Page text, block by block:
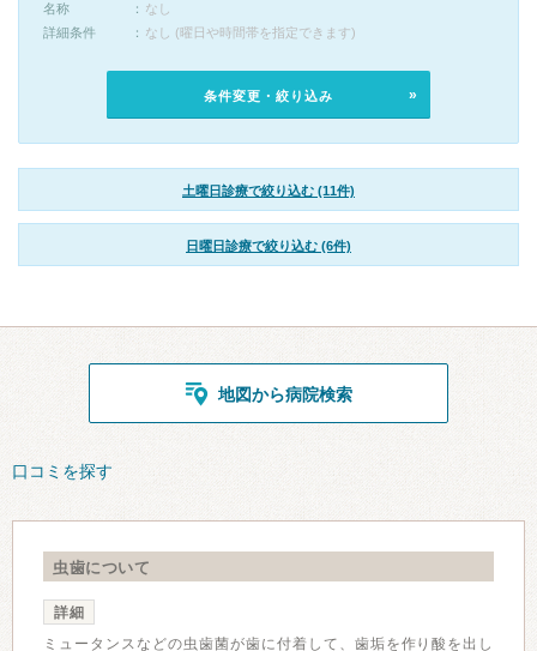
名称
なし
詳細条件
なし (曜日や時間帯を指定できます)
条件変更・絞り込み
土曜日診療で絞り込む (11件)
日曜日診療で絞り込む (6件)
地図から病院検索
口コミを探す
虫歯について
詳細
ミュータンスなどの虫歯菌が歯に付着して、歯垢を作り酸を出し